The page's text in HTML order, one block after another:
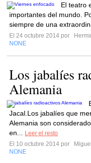
El teatro
importantes del mundo.
siempre de una
El 24 octubre 2014 por
NONE
Los jabalíes
Alemania
Jacal.Los jabalíes que
Alemania son
en...
Leer el resto
El 10 octubre 2014 por
NONE